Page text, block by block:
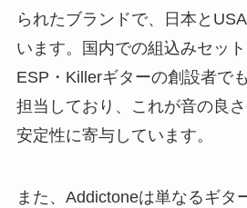
られたブランドで、日本と
います。国内での組込みセッ
ESP・Killerギターの創設者で
担当しており、これが音の良
安定性に寄与しています。
また、Addictoneは単なるギタ